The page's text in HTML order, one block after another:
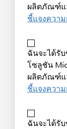
ผลิตภัณฑ์แ
ชี้แจงควา
ฉันจะได้รั
โซลูชัน
ผลิตภัณฑ์แ
ชี้แจงควา
ฉันจะได้รั